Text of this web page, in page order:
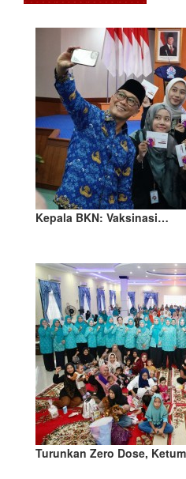
Kepala BKN: Vaksinasi…
Turunkan Zero Dose,